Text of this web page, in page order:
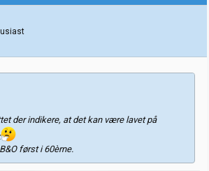
der indikere, at det kan være lavet på
først i 60èrne.